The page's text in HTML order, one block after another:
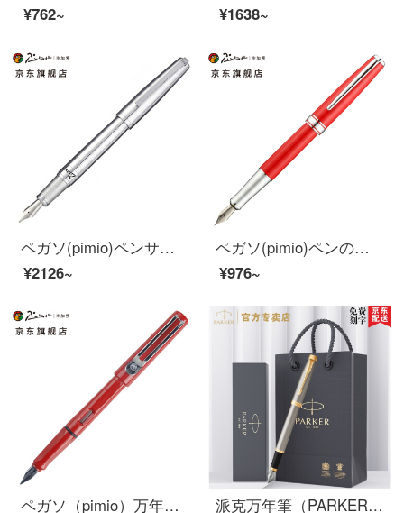
¥762~
¥1638~
ペガソ(pimio)ペンサインペン男性女性ビジネスオフィスプレゼント0.5 mmインクカートリッジ夢のポルカシリーズ918シルバー
¥2126~
ペガソ(pimio)ペンのサインペンの男性女性のビジネスのオフィス金属の棒の学生は書道の習字の墨嚢のインクの筆箱を使って何を詰めますか？
¥976~
ペガソ（pimio）万年筆サインペン男性女性学生成人習字用正姿ペンでビジネスオフィスの0.5 mm 619赤を握ります。
派克万年筆（PARKER）新款IM墨水笔 签字笔男女 学生万年筆练字 商务送礼生日七夕礼物【免费刻字】 【IM钢杆金夹墨水笔】